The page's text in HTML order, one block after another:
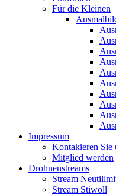
Für die Kleinen
Impressum
Kontakieren Sie
Mitglied werden
Drohnenstreams
Stream
Stream Stiwoll